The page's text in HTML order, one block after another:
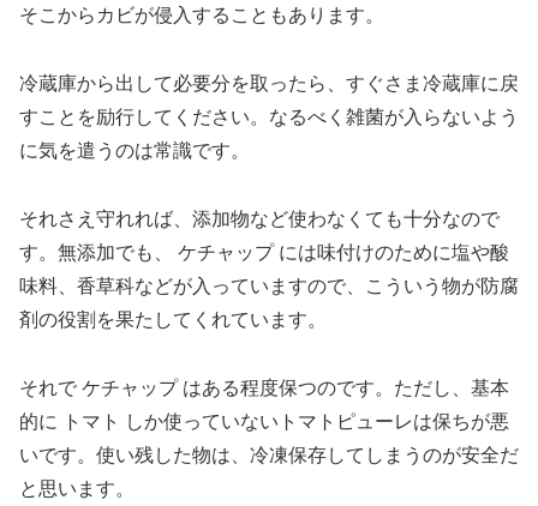
そこからカビが侵入することもあります。
冷蔵庫から出して必要分を取ったら、すぐさま冷蔵庫に戻
すことを励行してください。なるべく雑菌が入らないよう
に気を遣うのは常識です。
それさえ守れれば、添加物など使わなくても十分なので
す。無添加でも、 ケチャップ には味付けのために塩や酸
味料、香草科などが入っていますので、こういう物が防腐
剤の役割を果たしてくれています。
それで ケチャップ はある程度保つのです。ただし、基本
的に トマト しか使っていないトマトピューレは保ちが悪
いです。使い残した物は、冷凍保存してしまうのが安全だ
と思います。